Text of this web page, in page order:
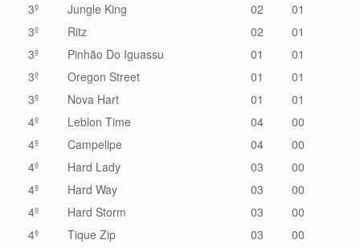
3º
Jungle King 02
01
3º
Ritz 02
01
3º
Pinhão Do Iguassu 01
01
3º
Oregon Street 01
01
3º
Nova Hart 01
01
4º
Leblon Time 04
00
4º
Campelipe 04
00
4º
Hard Lady 03
00
4º
Hard Way 03
00
4º
Hard Storm 03
00
4º
Tique Zip 03
00